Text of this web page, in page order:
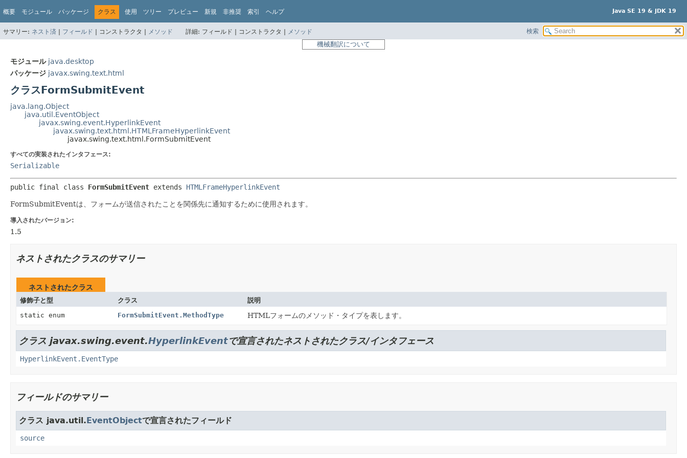
Java SE 19 & JDK 19
概要 モジュール パッケージ クラス 使用 ツリー プレビュー 新規 非推奨 索引 ヘルプ
サマリー: ネスト済 | フィールド | コンストラクタ | メソッド 詳細: フィールド | コンストラクタ | メソッド 検索
機械翻訳について
モジュール java.desktop
パッケージ javax.swing.text.html
クラスFormSubmitEvent
java.lang.Object
java.util.EventObject
javax.swing.event.HyperlinkEvent
javax.swing.text.html.HTMLFrameHyperlinkEvent
javax.swing.text.html.FormSubmitEvent
すべての実装されたインタフェース:
Serializable
public final class FormSubmitEvent extends HTMLFrameHyperlinkEvent
FormSubmitEventは、フォームが送信されたことを関係先に通知するために使用されます。
導入されたバージョン:
1.5
ネストされたクラスのサマリー
ネストされたクラス
修飾子と型 クラス
説明
static enum
FormSubmitEvent.MethodType HTMLフォームのメソッド・タイプを表します。
クラス javax.swing.event.HyperlinkEventで宣言されたネストされたクラス/インタフェース
HyperlinkEvent.EventType
フィールドのサマリー
クラス java.util.EventObjectで宣言されたフィールド
source